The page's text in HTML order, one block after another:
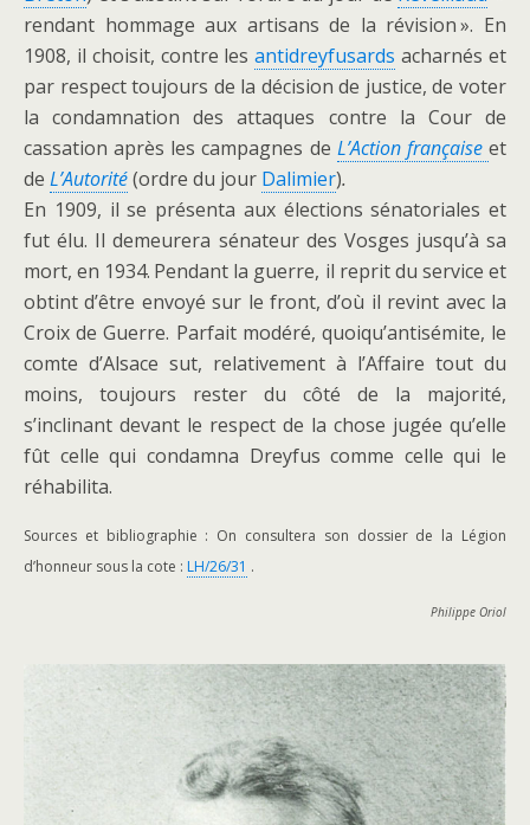
rendant hommage aux artisans de la révision ». En
1908, il choisit, contre lesantidreyfusards acharnés et
par respect toujours de la décision de justice, de voter
la condamnation des attaques contre la Cour de
cassation après les campagnes de L’Action françaiseet
de L’Autorité(ordre du jour Dalimier).
En 1909, il se présenta aux élections sénatoriales et
fut élu. Il demeurera sénateur des Vosges jusqu’à sa
mort, en 1934. Pendant la guerre, il reprit du service et
obtint d’être envoyé sur le front, d’où il revint avec la
Croix de Guerre. Parfait modéré, quoiqu’antisémite, le
comte d’Alsace sut, relativement à l’Affaire tout du
moins, toujours rester du côté de la majorité,
s’inclinant devant le respect de la chose jugée qu’elle
fût celle qui condamna Dreyfus comme celle qui le
réhabilita.
Sources et bibliographie : On consultera son dossier de la Légion
d’honneur sous la cote : LH/26/31 .
Philippe Oriol